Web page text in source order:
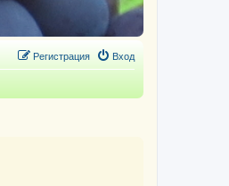
Вход
Регистрация